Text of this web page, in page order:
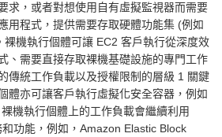
求，或者對想使用自有虛擬監視器而需要
用程式，提供需要存取硬體功能集 (例如
機執行個體可讓 EC2 客戶執行從深度效
、需要直接存取裸機基礎設施的專門工作
傳統工作負載以及授權限制的層級 1 關鍵
體亦可讓客戶執行虛擬化安全容器，例如
機執行個體上的工作負載會繼續利用
功能，例如，Amazon Elastic Block